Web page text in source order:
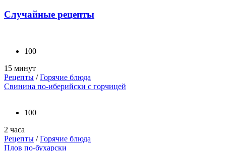
Случайные рецепты
100
15 минут
Рецепты /Горячие блюда
Свинина по-иберийски с горчицей
100
2 часа
Рецепты /Горячие блюда
Плов по-бухарски